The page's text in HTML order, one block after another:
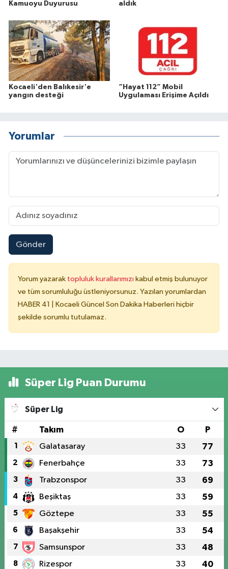
Kamuoyu Duyurusu aldık
Kocaeli'den Balıkesir'e
yangın desteği
“Hayat 112” Mobil
Uygulaması Erişime Açıldı
Yorumlar
Gönder
Yorum yazarak topluluk kurallarımızı kabul etmiş bulunuyor
ve tüm sorumluluğu üstleniyorsunuz. Yazılan yorumlardan
HABER 41 | Kocaeli Güncel Son Dakika Haberleri hiçbir
şekilde sorumlu tutulamaz.
Süper Lig Puan Durumu
Süper Lig
# Takım O P
1 Galatasaray 33 77
2 Fenerbahçe 33 73
3 Trabzonspor 33 69
4 Beşiktaş 33 59
5 Göztepe 33 55
6 Başakşehir 33 54
7 Samsunspor 33 48
8 Rizespor 33 40